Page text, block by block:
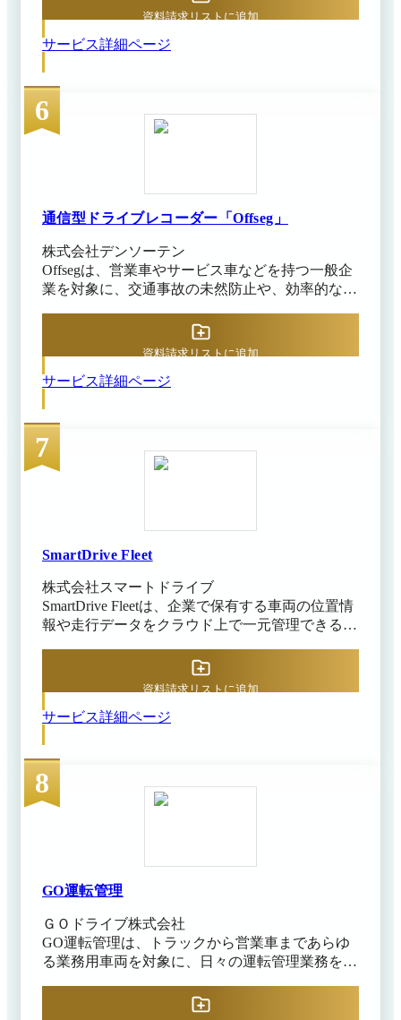
から自動判定した社員名や顔写真、位置情報、日
顔写真画像から顔認証を行い、なりすましを防止
器認証が実施できるため、不正な検知も防止可能
です。検知終了後に次の検知時間を通知するリマ
インダー設定が行えるため、検知忘れの防止にも
役立ちます。 アルコール以外の成分に反応しに
た、検知器のメンテナンス期限管理は、パイ・ア
ールが行なっており検知器の交換は無償です。
過した場合は別途有償交換 オプションの走行管
理機能を使えば走行データや車両情報、運転免許
証期限などとの一元管理も可能で管理者の負担軽
サービス詳細ページ
資料請求リストに追加
6
通信型ドライブレコーダー「Offseg」
株式会社デンソーテン
Offsegは、営業車やサービス車などを持つ一般企
業を対象に、交通事故の未然防止や、効率的な安
2カメラ一体型の通信型ドライブレコーダーで、
約360度を録画し、AIが危険シーンを検出して、
ータや走行情報をクラウドへ集約し、日報やヒヤ
アルコール検知システムとの連携を、一元管理す
ることが可能です。 これにより、状況把握から
帳票作成、安全教育までを一つの画面で完結さ
せ、組織全体の安全意識向上と、管理担当者の業
サービス詳細ページ
資料請求リストに追加
7
SmartDrive Fleet
株式会社スマートドライブ
SmartDrive Fleetは、企業で保有する車両の位置情
報や走行データをクラウド上で一元管理できる車
ットに挿すか、高性能ドライブレコーダーを取り
付けることで走行データを自動収集し、クラウド
タイムに全車両の現在位置を地図上に表示でき、
中の加減速やハンドリングなどのデータも取得し
ており、各ドライバーの運転傾向や安全運転スコ
アを自動分析できます。 運行終了後には、走行
データから日報を自動作成してクラウド上に蓄積
（iOS/Android）が提供されており、「業務開始」
「移動中」「休憩」といったステータスを簡単に
Bluetooth連携することで、測定結果も送信できま
す。測定結果には管理者の立会証明データも付与
され、アルコールチェックの確実な実施証跡を残
実績を把握でき、運転日報や月報、車両ごとの稼
サービス詳細ページ
資料請求リストに追加
8
GO運転管理
ＧＯドライブ株式会社
GO運転管理は、トラックから営業車まであらゆ
る業務用車両を対象に、日々の運転管理業務を支
ルチェックやオンライン点呼、運転日報作成、勤